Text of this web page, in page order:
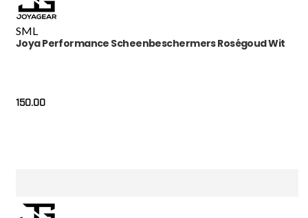
SML
Joya Performance Scheenbeschermers Roségoud Wit
150.00